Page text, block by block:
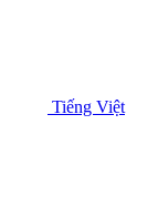
Tiếng Việt